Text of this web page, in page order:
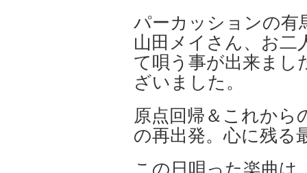
パーカッションの有
山田メイさん、お二
て唄う事が出来まし
ざいました。
原点回帰＆これから
の再出発。心に残る
この日唄った楽曲